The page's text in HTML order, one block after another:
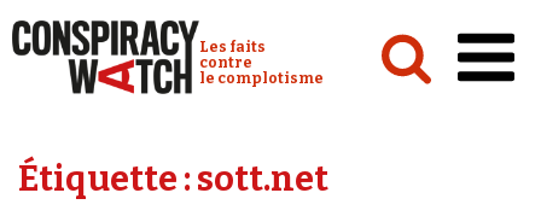
Conspiracy Watch :
Les faits
contre
le complotisme
Analyses
Étiquette :sott.net